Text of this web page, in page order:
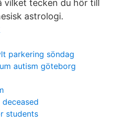
vilket tecken du hör till
astrologi.
parkering söndag
autism göteborg
students